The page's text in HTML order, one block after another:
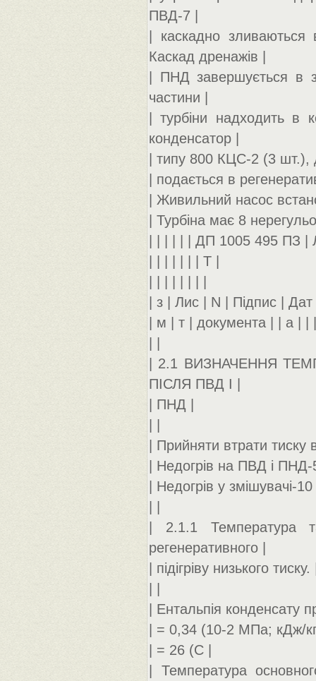
ПВД-7 |
| каскадно
Каскад дренажів |
| ПНД завершується в
частини |
| турбіни надходить в
конденсатор |
| типу 800 КЦС-2 (3 шт.),
| подається в
| Живильний насос
| Турбіна має 8
| | | | | | ДП 1005 495 ПЗ |
| | | | | | | Т |
| з | Лис | N | Підпис |
| м | т | документа | | а | | |
| 2.1 ВИЗНАЧЕННЯ
ПІСЛЯ ПВД І |
| ПНД |
| Прийняти втрати
| Недогрів на ПВД і
| Недогрів у змішувачі-
| 2.1.1 Температура
регенеративного |
| підігріву низького тиску.
| Ентальпія конденсату
| = 0,34 (10-2 МПа; кДж/
| = 26 (С |
| Температура